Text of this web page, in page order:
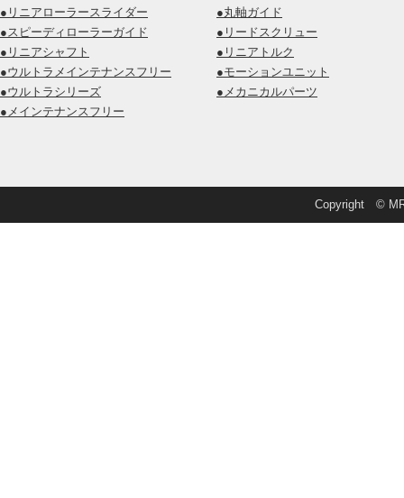
●リニアローラースライダー
●スピーディローラーガイド
●リニアシャフト
●ウルトラメインテナンスフリー
●ウルトラシリーズ
●メインテナンスフリー
●丸軸ガイド
●リードスクリュー
●リニアトルク
●モーションユニット
●メカニカルパーツ
Copyright ©